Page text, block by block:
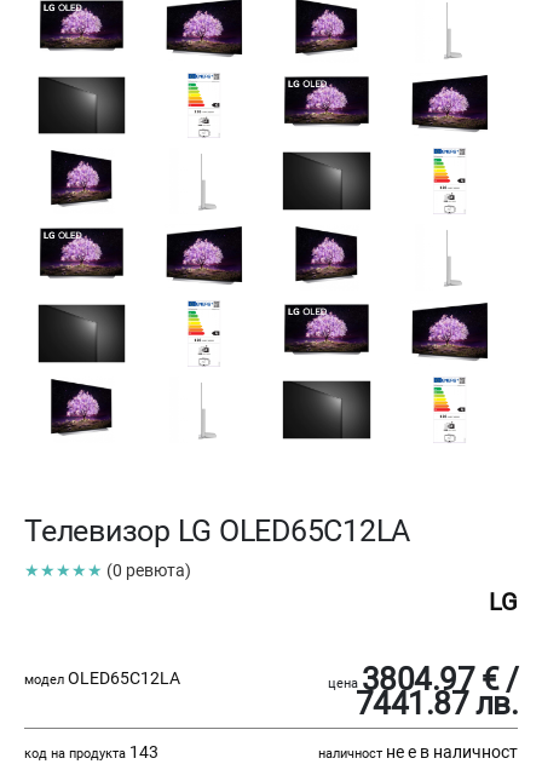
Телевизор LG OLED65C12LA
★★★★★ (0 ревюта)
LG
модел OLED65C12LA цена 3804.97 € /
7441.87 лв.
код на продукта 143 наличност не е в наличност